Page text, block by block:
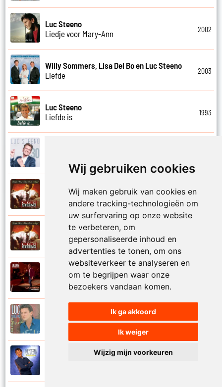
Wij gebruiken cookies
Wij maken gebruik van cookies en
andere tracking-technologieën om
uw surfervaring op onze website
te verbeteren, om
gepersonaliseerde inhoud en
advertenties te tonen, om ons
websiteverkeer te analyseren en
om te begrijpen waar onze
bezoekers vandaan komen.
Ik ga akkoord
Ik weiger
Wijzig mijn voorkeuren
Luc Steeno
Liedje voor Mary-Ann
2002
Willy Sommers, Lisa Del Bo en Luc Steeno
Liefde
2003
Luc Steeno
Liefde is
1993
Luc Steeno
Liefde op het eerste zicht
Luc Steeno
Liefde wint het toch altijd
Luc Steeno
Maandag